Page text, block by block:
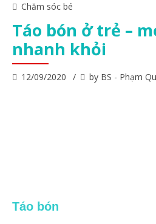
Chăm sóc bé
Táo bón ở trẻ –
nhanh khỏi
12/09/2020 by BS - Phạm
Táo bón